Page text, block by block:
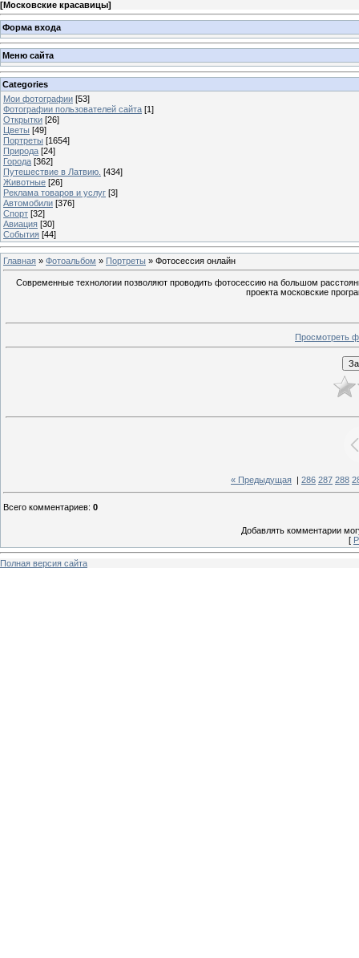
[Московские красавицы]
Форма входа
Меню сайта
Categories
Мои фотографии [53]
Фотографии пользователей сайта [1]
Открытки [26]
Цветы [49]
Портреты [1654]
Природа [24]
Города [362]
Путешествие в Латвию. [434]
Животные [26]
Реклама товаров и услуг [3]
Автомобили [376]
Спорт [32]
Авиация [30]
События [44]
Главная » Фотоальбом » Портреты » Фотосессия онлайн
Современные технологии позволяют проводить фотосессию на большом
проекта московские
Просмотреть
« Предыдущая 286 287 288
Всего комментариев: 0
Добавлять комментарии
[
Полная версия сайта